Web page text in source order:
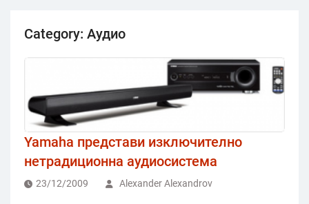
Category: Аудио
Yamaha представи изключително
нетрадиционна аудиосистема
23/12/2009 Alexander Alexandrov